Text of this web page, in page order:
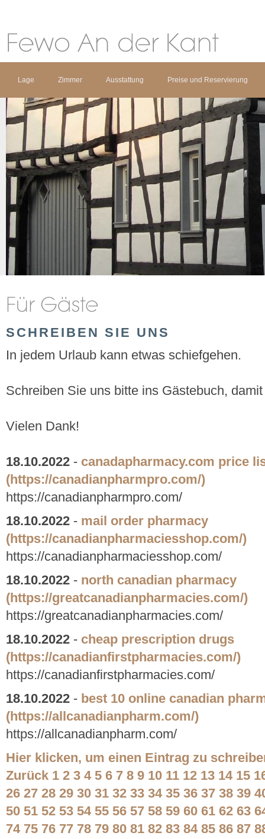
Lage Zimmer Ausstattung Preise und Reservierung
SCHREIBEN SIE UNS
In jedem Urlaub kann etwas schiefgehen.
Schreiben Sie uns bitte ins Gästebuch,
Vielen Dank!
18.10.2022 - canadapharmacy.com price
(https://canadianpharmpro.com/)
https://canadianpharmpro.com/
18.10.2022 - mail order pharmacy
(https://canadianpharmaciesshop.com/)
https://canadianpharmaciesshop.com/
18.10.2022 - north canadian pharmacy
(https://greatcanadianpharmacies.com/)
https://greatcanadianpharmacies.com/
18.10.2022 - cheap prescription drugs
(https://canadianfirstpharmacies.com/)
https://canadianfirstpharmacies.com/
18.10.2022 - best 10 online canadian
(https://allcanadianpharm.com/)
https://allcanadianpharm.com/
Hier klicken, um einen Eintrag zu
Zurück 1 2 3 4 5 6 7 8 9 10 11 12 13 14 15
26 27 28 29 30 31 32 33 34 35 36 37 38 39
50 51 52 53 54 55 56 57 58 59 60 61 62 63
74 75 76 77 78 79 80 81 82 83 84 85 86 87